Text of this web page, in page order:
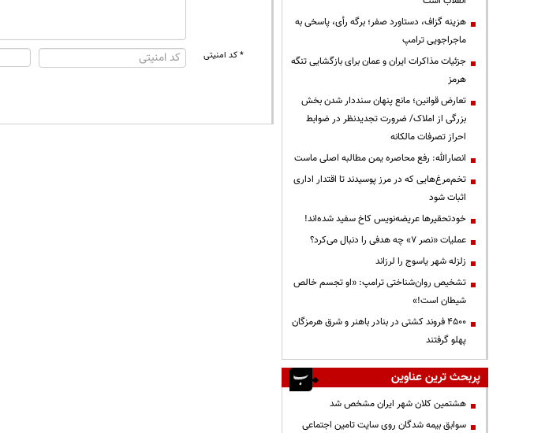
* کد امنیتی
هزینه گزاف، دستاورد صفر؛ برگه رأی، پاسخی به
ماجراجویی ترامپ
جزئیات مذاکرات ایران و عمان برای بازگشایی تنگه
هرمز
تعارض قوانین؛ مانع پنهان سنددار شدن بخش
بزرگی از املاک/ ضرورت تجدیدنظر در ضوابط
احراز تصرفات مالکانه
انصارالله: رفع محاصره یمن مطالبه اصلی ماست
تخم‌مرغ‌هایی که در مرز پوسیدند تا اقتدار اداری
اثبات شود
خودتحقیرها عریضه‌نویس کاخ سفید شده‌اند!
عملیات «نصر ۷» چه هدفی را دنبال می‌کرد؟
زلزله شهر یاسوج را لرزاند
تشخیص روان‌شناختی ترامپ: «او تجسم خالص
شیطان است!»
۴۵۰۰ فروند کشتی در بنادر باهنر و شرق هرمزگان
پهلو گرفتند
پربحث ترین عناوین
هشتمین کلان شهر ایران مشخص شد
سوابق بیمه شدگان روی سایت تامین اجتماعی